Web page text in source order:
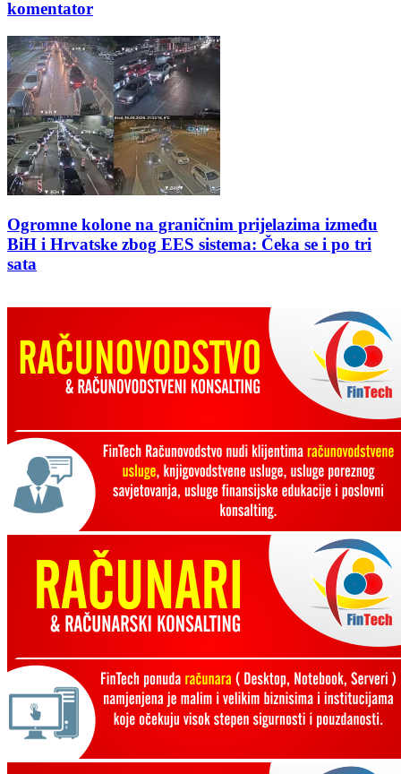
komentator
Ogromne kolone na graničnim prijelazima između
BiH i Hrvatske zbog EES sistema: Čeka se i po tri
sata